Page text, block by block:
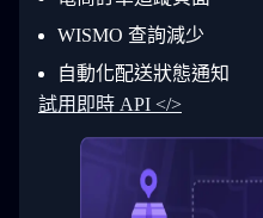
30
31
33
34
        ]
      }
  }
}
WISMO 查詢減少
自動化配送狀態通知
試用即時 API </>